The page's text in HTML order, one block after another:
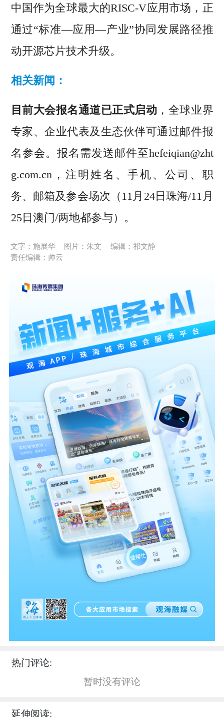
中国作为全球最大的RISC-V应用市场，正
通过“标准—应用—产业”协同发展路径推
动开源芯片技术升级。
相关新闻：
目前大会报名通道已正式启动 ，全球业界
专家、企业代表及生态伙伴可通过邮件报
名参会。报名需发送邮件至hefeiqian@zht
g.com.cn，注明姓名、手机、公司、职
务、邮箱及参会场次（11月24日珠海/11月
25日澳门/两地都参与）。
文字：施展华 图片：朱文
编辑：祁文静
责任编辑：帅云
热门评论:
暂时没有评论
延伸阅读: